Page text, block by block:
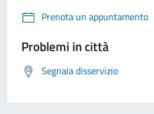
Prenota un appuntamento
Problemi in città
Segnala disservizio